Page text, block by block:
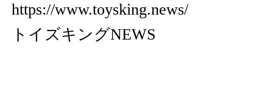
https://www.toysking.news/
トイズキングNEWS